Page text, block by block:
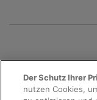
Der Schutz Ihrer
nutzen Cookies,